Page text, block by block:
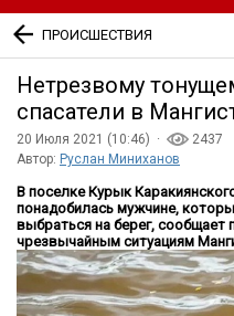
ПРОИСШЕСТВИЯ
Нетрезвому
спасатели в
20 Июля 2021 (10:46) ·
2437
Автор: Руслан Миниханов
В поселке Курык
понадобилась мужчине,
выбраться на берег, сообщает
чрезвычайным ситуациям